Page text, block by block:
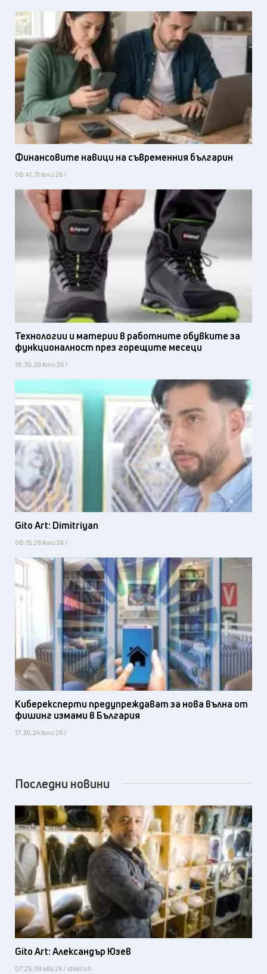
Финансовите навици на съвременния българин
08:41, 31 юли 26 /
Технологии и материи в работните обувките за
функционалност през горещите месеци
18:30, 29 юли 26 /
Gito Art: Dimitriyan
08:15, 26 юли 26 /
Киберексперти предупреждават за нова вълна от
фишинг измами в България
17:30, 24 юли 26 /
Последни новини
Gito Art: Александър Юзев
07:25, 09 авг 26 / Idealisti